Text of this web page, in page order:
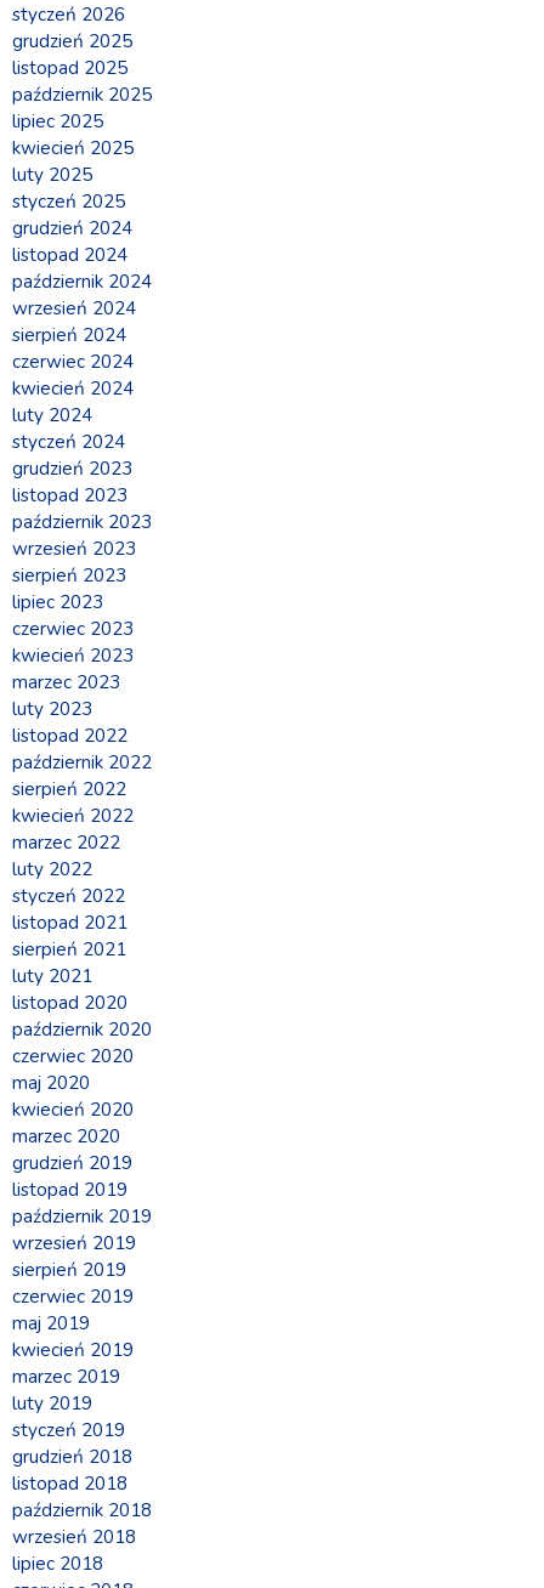
styczeń 2026
grudzień 2025
listopad 2025
październik 2025
lipiec 2025
kwiecień 2025
luty 2025
styczeń 2025
grudzień 2024
listopad 2024
październik 2024
wrzesień 2024
sierpień 2024
czerwiec 2024
kwiecień 2024
luty 2024
styczeń 2024
grudzień 2023
listopad 2023
październik 2023
wrzesień 2023
sierpień 2023
lipiec 2023
czerwiec 2023
kwiecień 2023
marzec 2023
luty 2023
listopad 2022
październik 2022
sierpień 2022
kwiecień 2022
marzec 2022
luty 2022
styczeń 2022
listopad 2021
sierpień 2021
luty 2021
listopad 2020
październik 2020
czerwiec 2020
maj 2020
kwiecień 2020
marzec 2020
grudzień 2019
listopad 2019
październik 2019
wrzesień 2019
sierpień 2019
czerwiec 2019
maj 2019
kwiecień 2019
marzec 2019
luty 2019
styczeń 2019
grudzień 2018
listopad 2018
październik 2018
wrzesień 2018
lipiec 2018